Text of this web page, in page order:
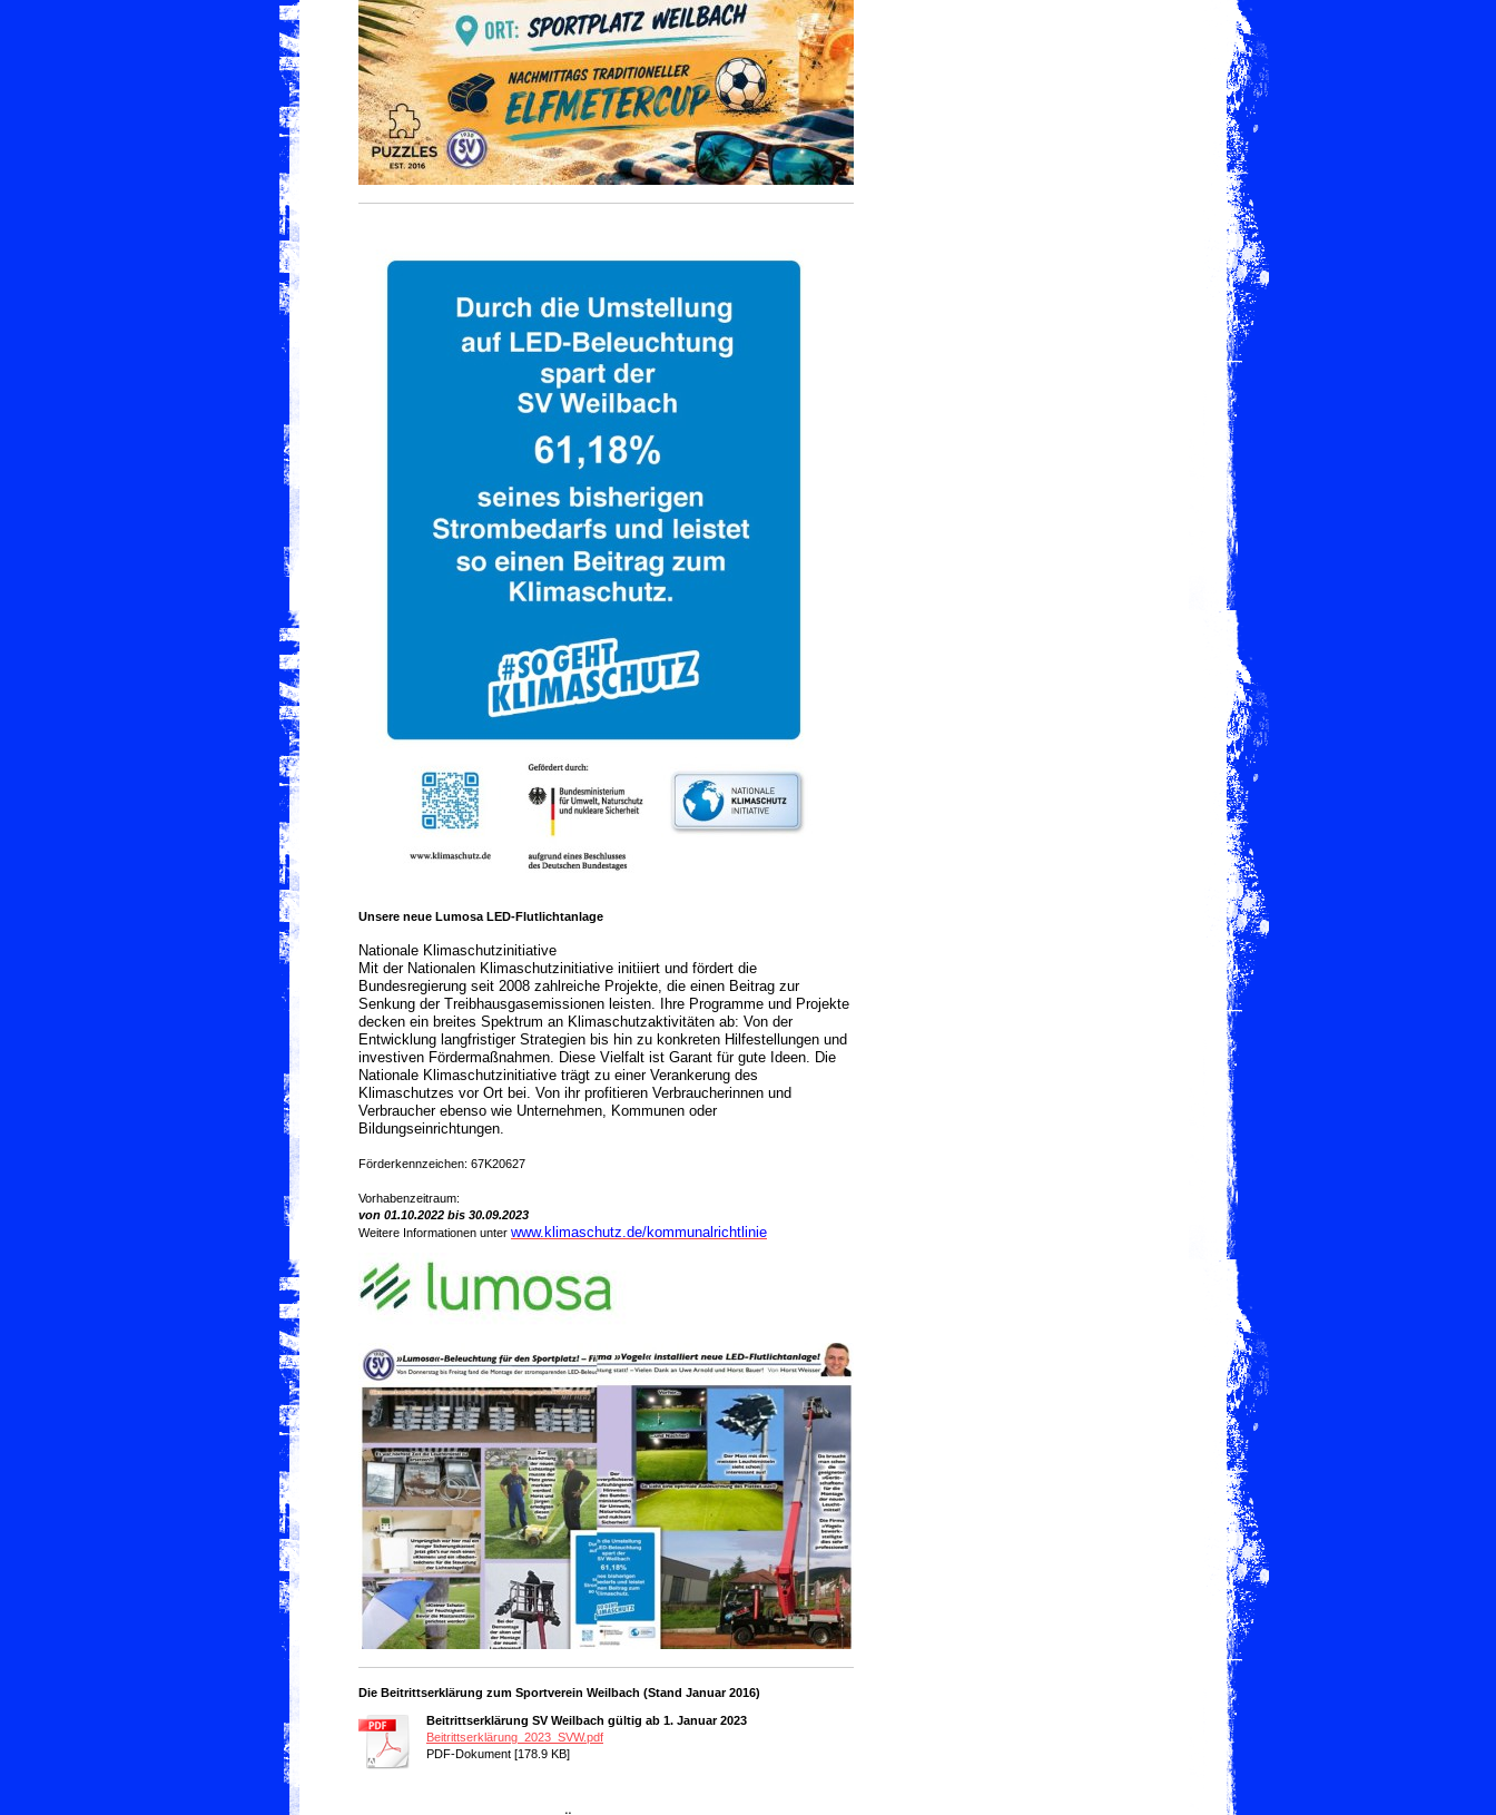
Unsere neue Lumosa LED-Flutlichtanlage
Nationale Klimaschutzinitiative
Mit der Nationalen Klimaschutzinitiative initiiert und fördert die
Bundesregierung seit 2008 zahlreiche Projekte, die einen Beitrag zur
Senkung der Treibhausgasemissionen leisten. Ihre Programme und Projekte
decken ein breites Spektrum an Klimaschutzaktivitäten ab: Von der
Entwicklung langfristiger Strategien bis hin zu konkreten Hilfestellungen und
investiven Fördermaßnahmen. Diese Vielfalt ist Garant für gute Ideen. Die
Nationale Klimaschutzinitiative trägt zu einer Verankerung des
Klimaschutzes vor Ort bei. Von ihr profitieren Verbraucherinnen und
Verbraucher ebenso wie Unternehmen, Kommunen oder
Bildungseinrichtungen.
Förderkennzeichen: 67K20627
Vorhabenzeitraum:
von 01.10.2022 bis 30.09.2023
Weitere Informationen unter www.klimaschutz.de/kommunalrichtlinie
Die Beitrittserklärung zum Sportverein Weilbach (Stand Januar 2016)
Beitrittserklärung SV Weilbach gültig ab 1. Januar 2023
Beitrittserklärung_2023_SVW.pdf
PDF-Dokument [178.9 KB]